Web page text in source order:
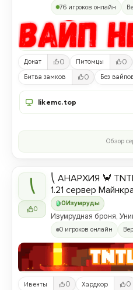
76 игроков онлайн
Донат 0 Питомцы 0
Битва замков 0 Без
likemc.top
Обзор
⎝
0
0 Изумруды
⎝ АНАРХИЯ 🦀
1.21 сервер
Изумрудная броня,
0 игроков онлайн
Ивенты 0 Хардкор 0